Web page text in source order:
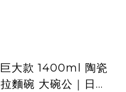
巨大款 1400ml 陶瓷
拉麵碗 大碗公｜日本